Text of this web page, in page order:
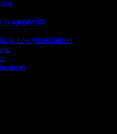
ja apupöydät
ja höyryhoitolaitteet